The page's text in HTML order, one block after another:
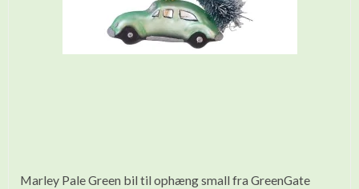
Marley Pale Green bil til ophæng small fra GreenGate